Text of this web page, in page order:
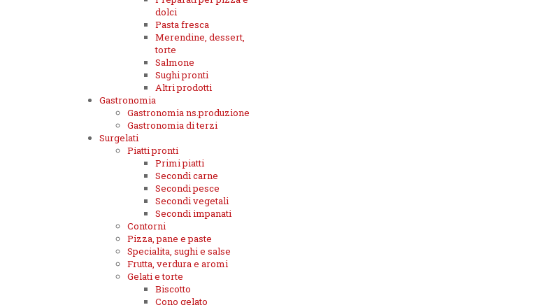
dolci
Pasta fresca
Merendine, dessert,
torte
Salmone
Sughi pronti
Altri prodotti
Gastronomia
Gastronomia ns.produzione
Gastronomia di terzi
Surgelati
Piatti pronti
Primi piatti
Secondi carne
Secondi pesce
Secondi vegetali
Secondi impanati
Contorni
Pizza, pane e paste
Specialita, sughi e salse
Frutta, verdura e aromi
Gelati e torte
Biscotto
Cono gelato